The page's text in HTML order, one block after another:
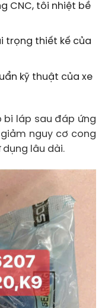
CNC, tôi nhiệt bề
trọng thiết kế của
kỹ thuật của xe
bi láp sau đáp ứng
nguy cơ cong
lâu dài.